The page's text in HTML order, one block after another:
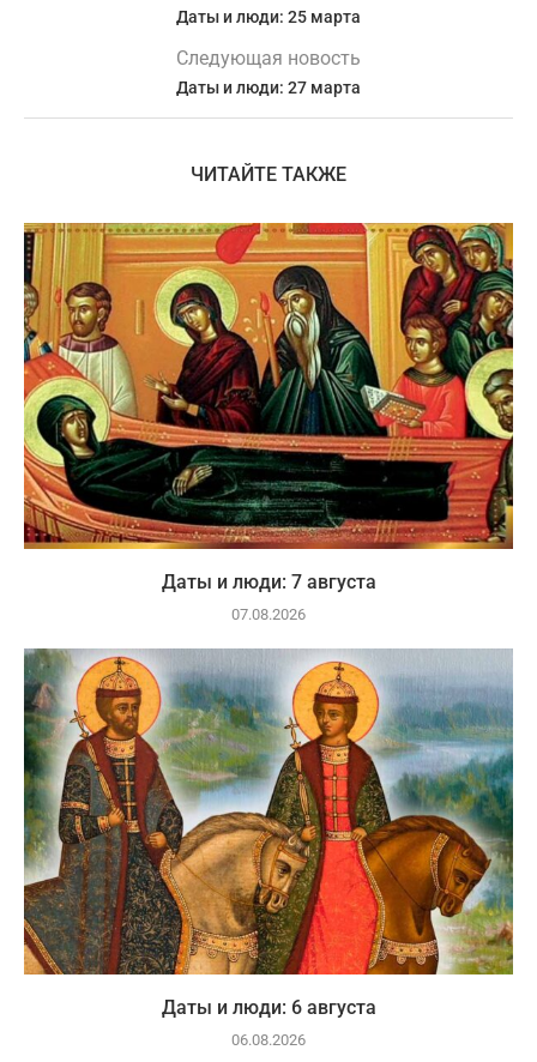
Даты и люди: 25 марта
Следующая новость
Даты и люди: 27 марта
ЧИТАЙТЕ ТАКЖЕ
Даты и люди: 7 августа
07.08.2026
Даты и люди: 6 августа
06.08.2026